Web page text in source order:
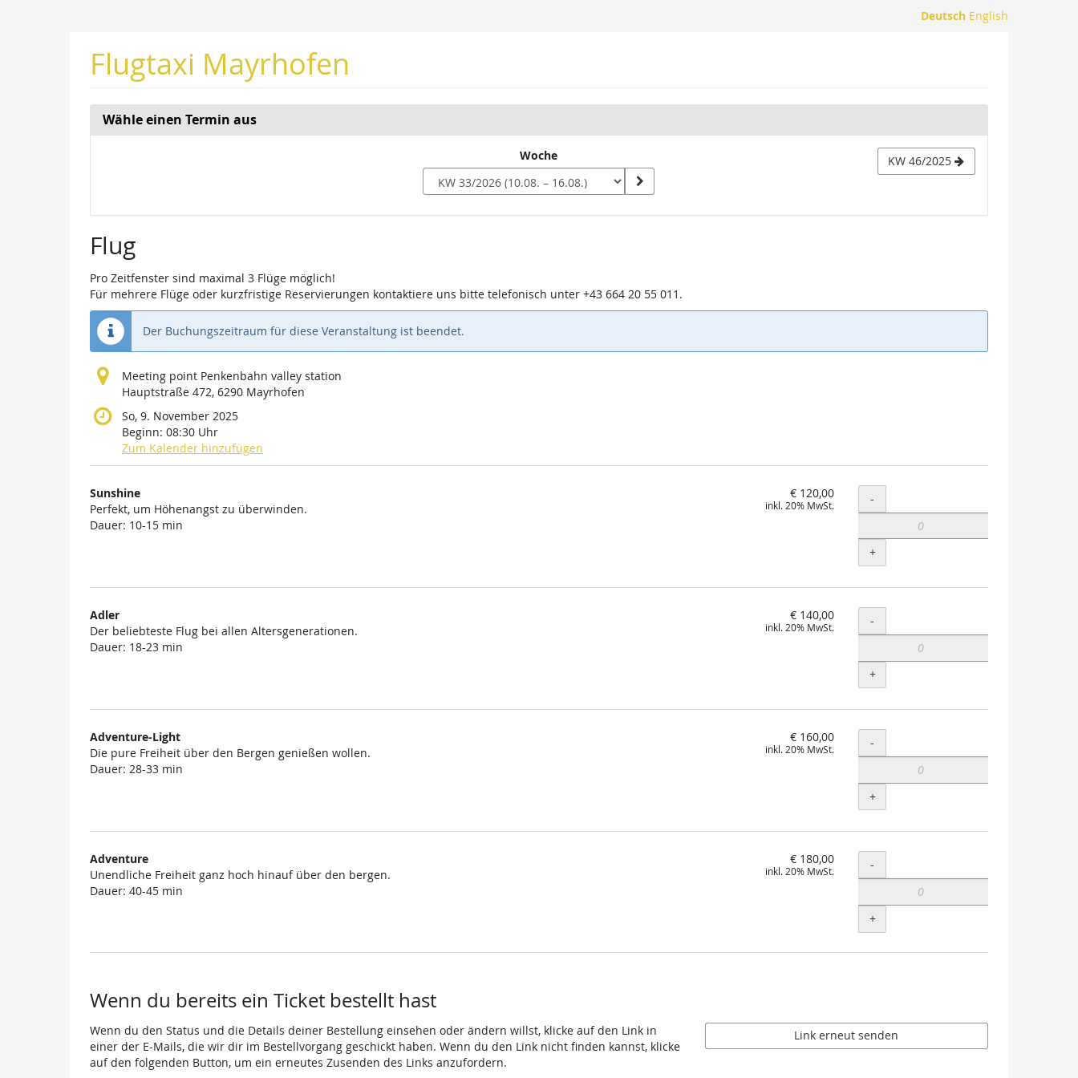
Deutsch English
Flugtaxi Mayrhofen
Wähle einen Termin aus
Woche KW 46/2025
Flug
Pro Zeitfenster sind maximal 3 Flüge möglich!
Für mehrere Flüge oder kurzfristige Reservierungen kontaktiere uns bitte telefonisch unter +43 664 20 55 011.
Der Buchungszeitraum für diese Veranstaltung ist beendet.
Meeting point Penkenbahn valley station
Hauptstraße 472, 6290 Mayrhofen
So, 9. November 2025
Beginn: 08:30 Uhr
Zum Kalender hinzufügen
Produkte
Unkategorisierte
Produkte
Sunshine
Perfekt, um Höhenangst zu überwinden.
Dauer: 10-15 min
€ 120,00
inkl. 20% MwSt. Menge
-
+
Adler
Der beliebteste Flug bei allen Altersgenerationen.
Dauer: 18-23 min
€ 140,00
inkl. 20% MwSt. Menge
-
+
Adventure-Light
Die pure Freiheit über den Bergen genießen wollen.
Dauer: 28-33 min
€ 160,00
inkl. 20% MwSt. Menge
-
+
Adventure
Unendliche Freiheit ganz hoch hinauf über den bergen.
Dauer: 40-45 min
€ 180,00
inkl. 20% MwSt. Menge
-
+
Wenn du bereits ein Ticket bestellt hast
Wenn du den Status und die Details deiner Bestellung einsehen oder ändern willst, klicke auf den Link in
einer der E-Mails, die wir dir im Bestellvorgang geschickt haben. Wenn du den Link nicht finden kannst, klicke
auf den folgenden Button, um ein erneutes Zusenden des Links anzufordern.
Link erneut senden